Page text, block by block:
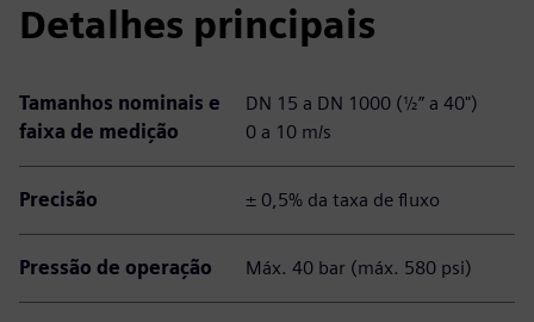
Detalhes principais
Tamanhos nominais e
faixa de medição
DN 15 a DN 1000 (½” a 40")
0 a 10 m/s
Precisão ± 0,5% da taxa de fluxo
Pressão de operação Máx. 40 bar (máx. 580 psi)